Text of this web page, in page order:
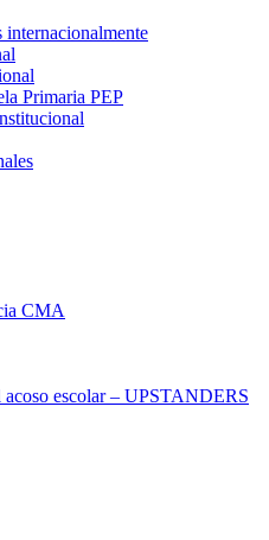
internacionalmente
Primaria PEP
CMA
acoso escolar – UPSTANDERS